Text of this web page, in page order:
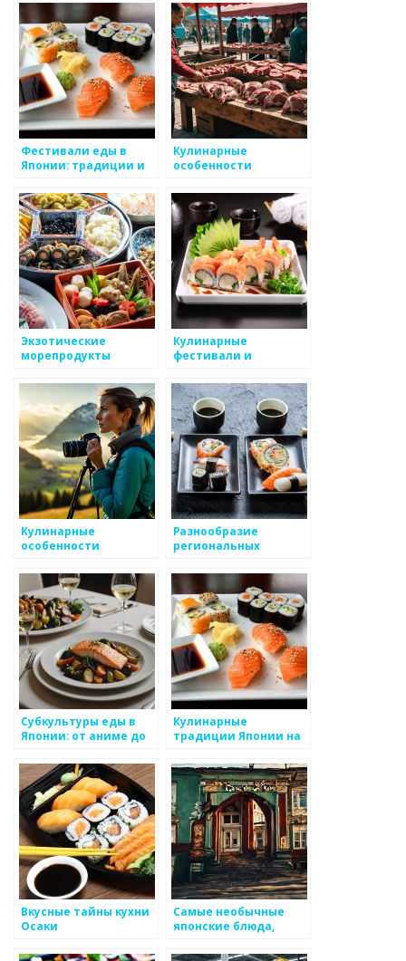
Фестивали еды в
Японии: традиции и
Кулинарные
особенности
еды
Экзотические
морепродукты
попробовать
Кулинарные
фестивали и
в японских
ресторанах
Кулинарные
особенности
Разнообразие
региональных
Японии
Субкультуры еды в
Японии: от аниме до
Кулинарные
традиции Японии на
арене
Вкусные тайны кухни
Осаки
Самые необычные
японские блюда,
попробовать